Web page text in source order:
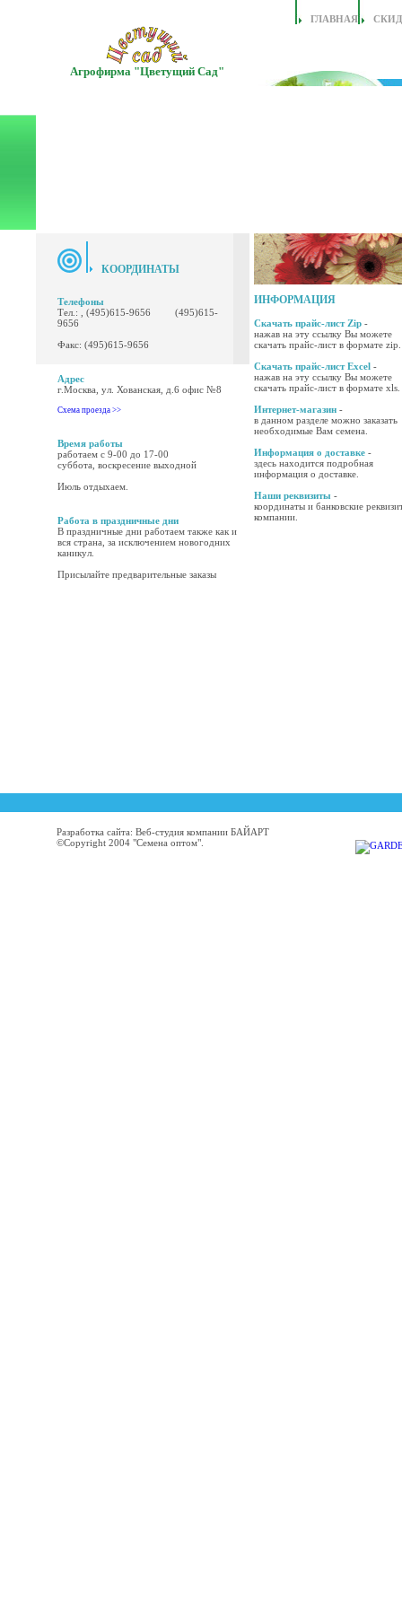
Агрофирма "Цветущий Сад"
ГЛАВНАЯ
КООРДИНАТЫ
Телефоны
Тел.: , (495)615-9656 (495)615-
9656
Факс: (495)615-9656
Адрес
г.Москва, ул. Хованская, д.6 офис №8
Схема проезда >>
Время работы
работаем с 9-00 до 17-00
суббота, воскресение выходной
Июль отдыхаем.
Работа в праздничные дни
В праздничные дни работаем также как и
вся страна, за исключением новогодних
каникул.
Присылайте предварительные заказы
ИНФОРМАЦИЯ
Скачать прайс-лист Zip -
нажав на эту ссылку Вы можете
скачать прайс-лист в формате zip.
Скачать прайс-лист Excel -
нажав на эту ссылку Вы можете
скачать прайс-лист в формате xls.
Интернет-магазин -
в данном разделе можно заказать
необходимые Вам семена.
Информация о доставке -
здесь находится подробная
информация о доставке.
Наши реквизиты -
координаты и банковские
компании.
Разработка сайта: Веб-студия компании БАЙАРТ
©Copyright 2004 "Семена оптом".